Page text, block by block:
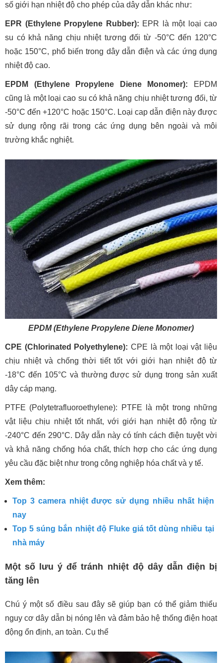
số giới hạn nhiệt độ cho phép của dây dẫn khác như:
EPR (Ethylene Propylene Rubber): EPR là một loại cao
su có khả năng chịu nhiệt tương đối từ -50°C đến 120°C
hoặc 150°C, phổ biến trong dây dẫn điện và các ứng dụng
nhiệt độ cao.
EPDM (Ethylene Propylene Diene Monomer):
EPDM
cũng là một loại cao su có khả năng chịu nhiệt tương đối, từ
-50°C đến +120°C hoặc 150°C. Loại cap dẫn điện này được
sử dụng rộng rãi trong các ứng dụng bên ngoài và môi
trường khắc nghiệt.
EPDM (Ethylene Propylene Diene Monomer)
CPE (Chlorinated Polyethylene): CPE là một loại vật liệu
chịu nhiệt và chống thời tiết tốt với giới hạn nhiệt độ từ
-18°C đến 105°C và thường được sử dụng trong sản xuất
dây cáp mạng.
PTFE (Polytetrafluoroethylene): PTFE là một trong những
vật liệu chịu nhiệt tốt nhất, với giới hạn nhiệt độ rộng từ
-240°C đến 290°C. Dây dẫn này có tính cách điện tuyệt vời
và khả năng chống hóa chất, thích hợp cho các ứng dụng
yêu cầu đặc biệt như trong công nghiệp hóa chất và y tế.
Xem thêm:
Top 3 camera nhiệt được sử dụng nhiều nhất hiện
nay
Top 5 súng bắn nhiệt độ Fluke giá tốt dùng nhiều tại
nhà máy
Một số lưu ý để tránh nhiệt độ dây dẫn điện bị
tăng lên
Chú ý một số điều sau đây sẽ giúp bạn có thể giảm thiểu
nguy cơ dây dẫn bị nóng lên và đảm bảo hệ thống điện hoạt
động ổn định, an toàn. Cụ thể